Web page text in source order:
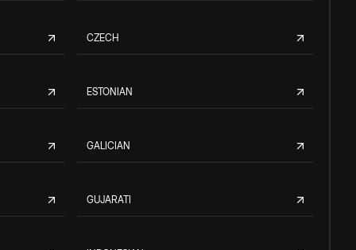
CZECH
ESTONIAN
GALICIAN
GUJARATI